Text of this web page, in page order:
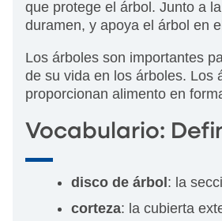
que protege el árbol. Junto a
duramen, y apoya el árbol en
Los árboles son importantes
de su vida en los árboles. Los
proporcionan alimento en
Vocabulario:
disco de árbol: la
corteza: la cubierta